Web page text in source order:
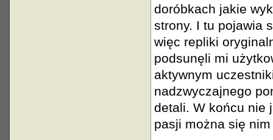
doróbkach jakie
strony. I tu pojawia
więc repliki
podsunęli mi
aktywnym
nadzwyczajnego
detali. W końcu nie
pasji można się